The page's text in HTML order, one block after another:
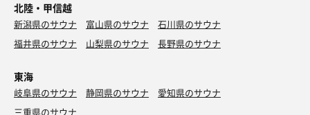
北陸・甲信越
新潟県のサウナ 富山県のサウナ
石川県のサウナ
福井県のサウナ
山梨県のサウナ 長野県のサウナ
東海
岐阜県のサウナ 静岡県のサウナ
愛知県のサウナ
三重県のサウナ